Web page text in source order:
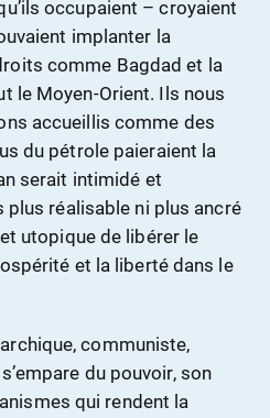
occupaient – croyaient
implanter la
comme Bagdad et la
le Moyen-Orient. Ils nous
accueillis comme des
du pétrole paieraient la
serait intimidé et
plus réalisable ni plus ancré
utopique de libérer le
et la liberté dans le
communiste,
du pouvoir, son
qui rendent la